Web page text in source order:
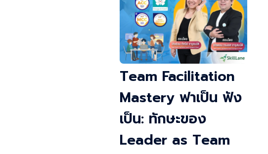
Team Facilitation
Mastery ฟาเป็น ฟัง
เป็น: ทักษะของ
Leader as Team